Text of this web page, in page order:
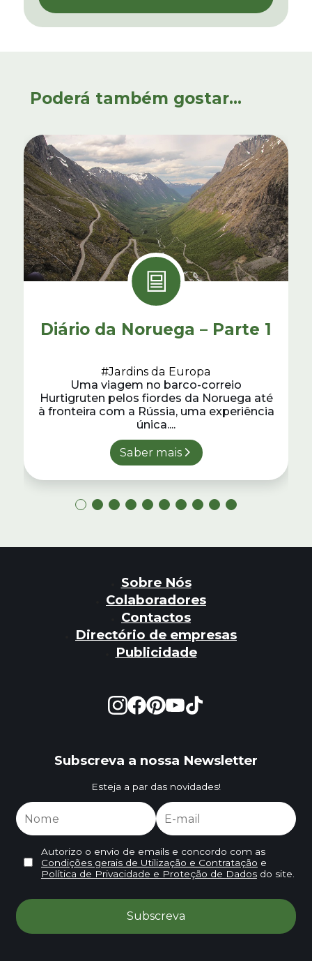
Poderá também gostar...
Diário da Noruega – Parte 1
#Jardins da Europa
Uma viagem no barco-correio
Hurtigruten pelos fiordes da Noruega até
à fronteira com a Rússia, uma experiência
única....
Saber mais
Sobre Nós
Colaboradores
Contactos
Directório de empresas
Publicidade
Subscreva a nossa Newsletter
Esteja a par das novidades!
Autorizo o envio de emails e concordo com as
Condições gerais de Utilização e Contratação e
Política de Privacidade e Proteção de Dadosdo site.